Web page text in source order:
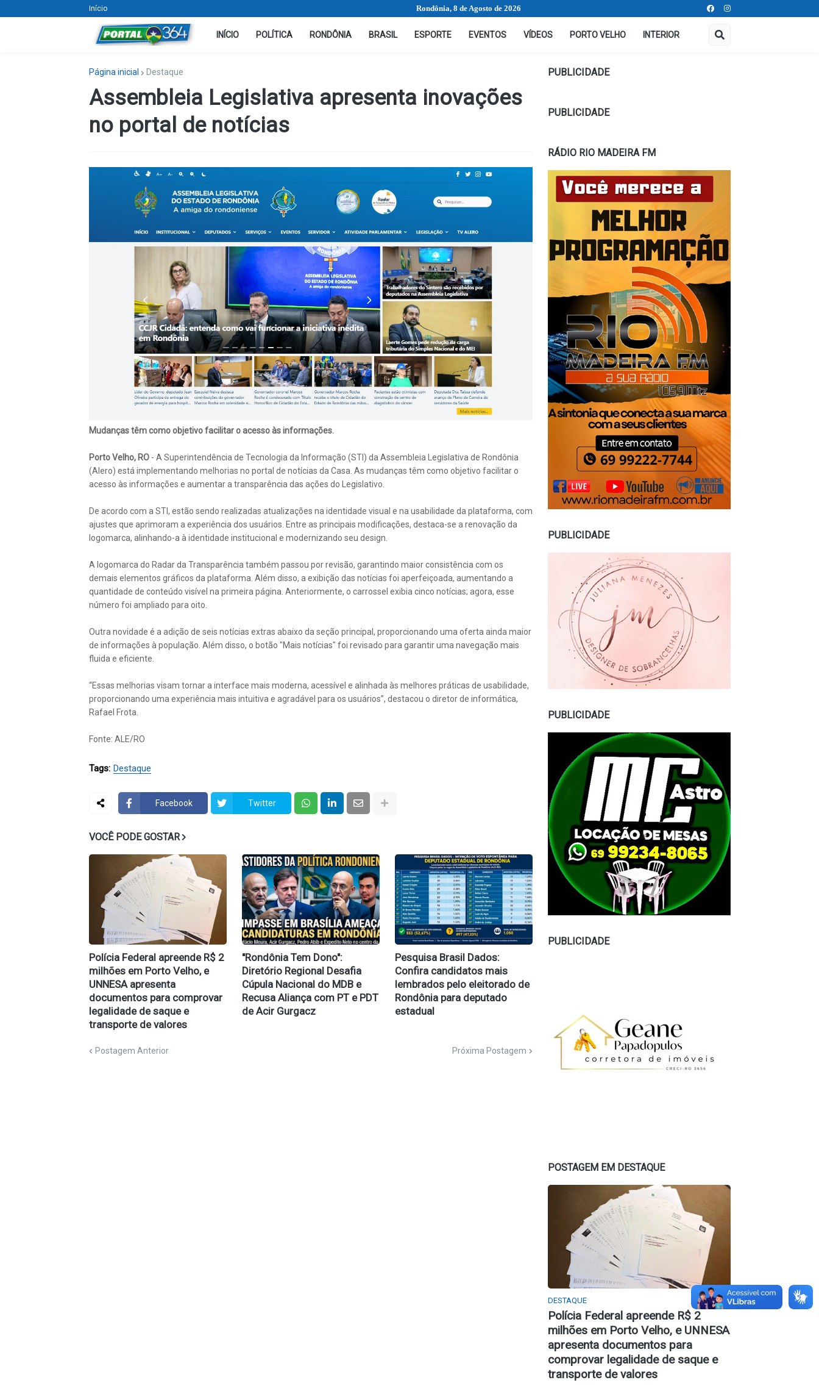
Início Rondônia, 8 de Agosto de 2026
INÍCIO POLÍTICA RONDÔNIA BRASIL ESPORTE EVENTOS VÍDEOS PORTO VELHO INTERIOR
Página inicial Destaque
Assembleia Legislativa apresenta inovações
no portal de notícias
Mudanças têm como objetivo facilitar o acesso às informações.
Porto Velho, RO- A Superintendência de Tecnologia da Informação (STI) da Assembleia Legislativa de Rondônia
(Alero) está implementando melhorias no portal de notícias da Casa. As mudanças têm como objetivo facilitar o
acesso às informações e aumentar a transparência das ações do Legislativo.
De acordo com a STI, estão sendo realizadas atualizações na identidade visual e na usabilidade da plataforma, com
ajustes que aprimoram a experiência dos usuários. Entre as principais modificações, destaca-se a renovação da
logomarca, alinhando-a à identidade institucional e modernizando seu design.
A logomarca do Radar da Transparência também passou por revisão, garantindo maior consistência com os
demais elementos gráficos da plataforma. Além disso, a exibição das notícias foi aperfeiçoada, aumentando a
quantidade de conteúdo visível na primeira página. Anteriormente, o carrossel exibia cinco notícias; agora, esse
número foi ampliado para oito.
Outra novidade é a adição de seis notícias extras abaixo da seção principal, proporcionando uma oferta ainda maior
de informações à população. Além disso, o botão "Mais notícias" foi revisado para garantir uma navegação mais
fluida e eficiente.
“Essas melhorias visam tornar a interface mais moderna, acessível e alinhada às melhores práticas de usabilidade,
proporcionando uma experiência mais intuitiva e agradável para os usuários”, destacou o diretor de informática,
Rafael Frota.
Fonte: ALE/RO
Tags: Destaque
Facebook Twitter
VOCÊ PODE GOSTAR
Polícia Federal apreende R$ 2
milhões em Porto Velho, e
UNNESA apresenta
documentos para comprovar
legalidade de saque e
transporte de valores
​"Rondônia Tem Dono":
Diretório Regional Desafia
Cúpula Nacional do MDB e
Recusa Aliança com PT e PDT
de Acir Gurgacz
Pesquisa Brasil Dados:
Confira candidatos mais
lembrados pelo eleitorado de
Rondônia para deputado
estadual
Postagem Anterior Próxima Postagem
PUBLICIDADE
PUBLICIDADE
RÁDIO RIO MADEIRA FM
PUBLICIDADE
PUBLICIDADE
PUBLICIDADE
POSTAGEM EM DESTAQUE
DESTAQUE
Polícia Federal apreende R$ 2
milhões em Porto Velho, e UNNESA
apresenta documentos para
comprovar legalidade de saque e
transporte de valores